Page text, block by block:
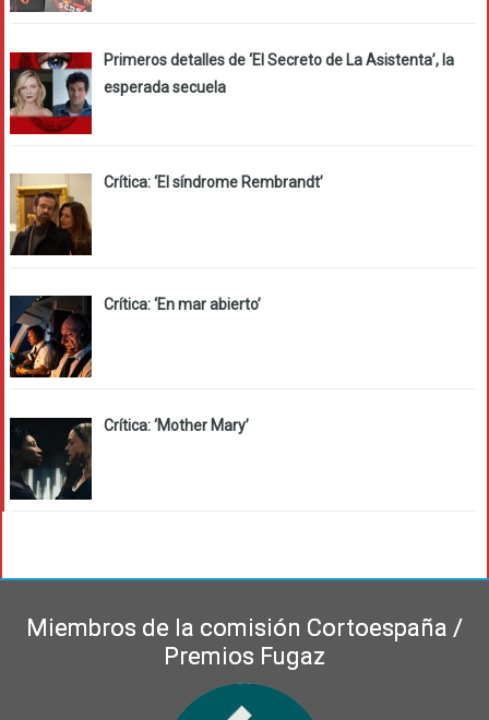
Primeros detalles de ‘El Secreto de La Asistenta’, la
esperada secuela
Crítica: ‘El síndrome Rembrandt’
Crítica: ‘En mar abierto’
Crítica: ‘Mother Mary’
Miembros de la comisión Cortoespaña /
Premios Fugaz